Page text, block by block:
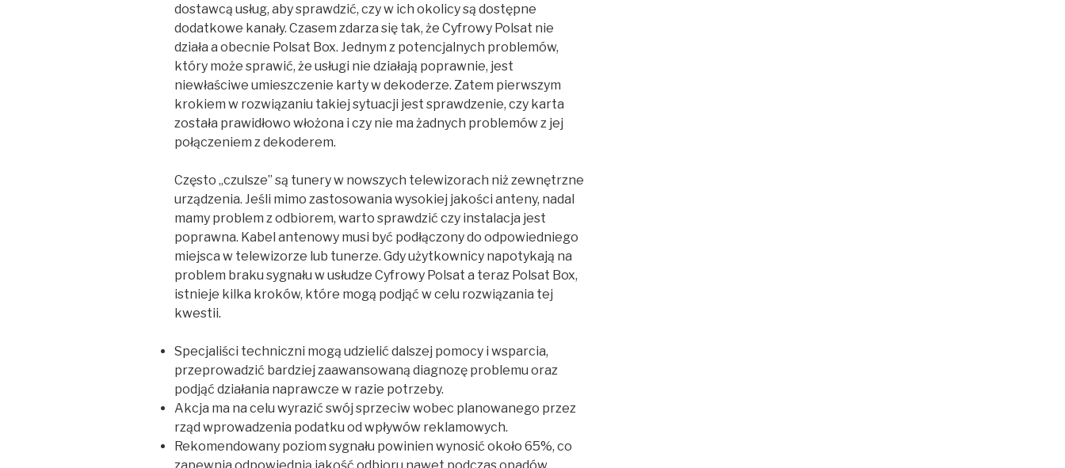
dostawcą usług, aby sprawdzić, czy w ich okolicy są dostępne
dodatkowe kanały. Czasem zdarza się tak, że Cyfrowy Polsat nie
działa a obecnie Polsat Box. Jednym z potencjalnych problemów,
który może sprawić, że usługi nie działają poprawnie, jest
niewłaściwe umieszczenie karty w dekoderze. Zatem pierwszym
krokiem w rozwiązaniu takiej sytuacji jest sprawdzenie, czy karta
została prawidłowo włożona i czy nie ma żadnych problemów z jej
połączeniem z dekoderem.
Często „czulsze” są tunery w nowszych telewizorach niż zewnętrzne
urządzenia. Jeśli mimo zastosowania wysokiej jakości anteny, nadal
mamy problem z odbiorem, warto sprawdzić czy instalacja jest
poprawna. Kabel antenowy musi być podłączony do odpowiedniego
miejsca w telewizorze lub tunerze. Gdy użytkownicy napotykają na
problem braku sygnału w usłudze Cyfrowy Polsat a teraz Polsat Box,
istnieje kilka kroków, które mogą podjąć w celu rozwiązania tej
kwestii.
Specjaliści techniczni mogą udzielić dalszej pomocy i wsparcia,
przeprowadzić bardziej zaawansowaną diagnozę problemu oraz
podjąć działania naprawcze w razie potrzeby.
Akcja ma na celu wyrazić swój sprzeciw wobec planowanego przez
rząd wprowadzenia podatku od wpływów reklamowych.
Rekomendowany poziom sygnału powinien wynosić około 65%, co